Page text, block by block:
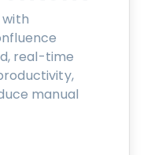
real-time
manual